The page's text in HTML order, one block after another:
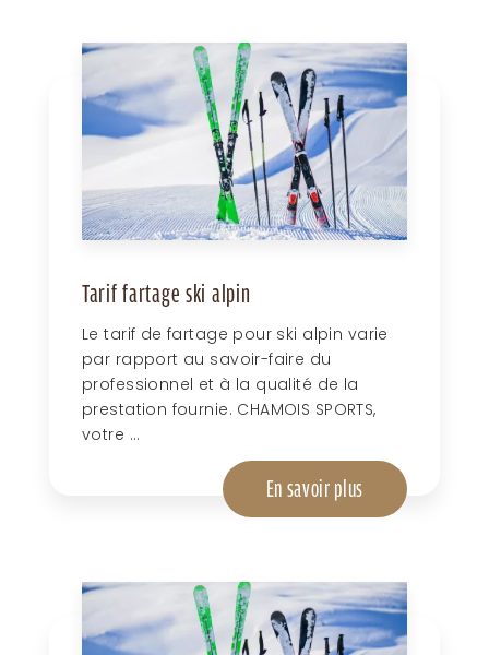
Tarif fartage ski alpin
Le tarif de fartage pour ski alpin varie
par rapport au savoir-faire du
professionnel et à la qualité de la
prestation fournie. CHAMOIS SPORTS,
votre ...
En savoir plus